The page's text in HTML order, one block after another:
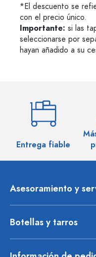
*El descuento se
con el precio único.
Importante: si las
seleccionarse por
hayan añadido a su
Entrega fiable
Asesoramiento y
Botellas y tarros